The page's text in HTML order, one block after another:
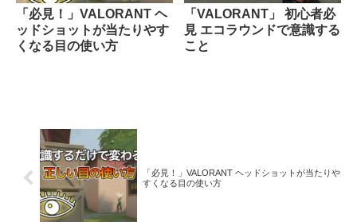
「必見！」VALORANT ヘ
ッドショットが当たりやす
くなる目の使い方
「VALORANT」 初心者必
見 エコラウンドで意識する
こと
「必見！」VALORANT ヘッドショットが当たりや
すくなる目の使い方